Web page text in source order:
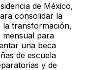
de México,
consolidar la
la transformación,
para
una beca
de escuela
y de